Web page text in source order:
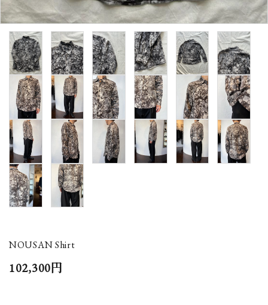
NOUSAN Shirt
102,300円